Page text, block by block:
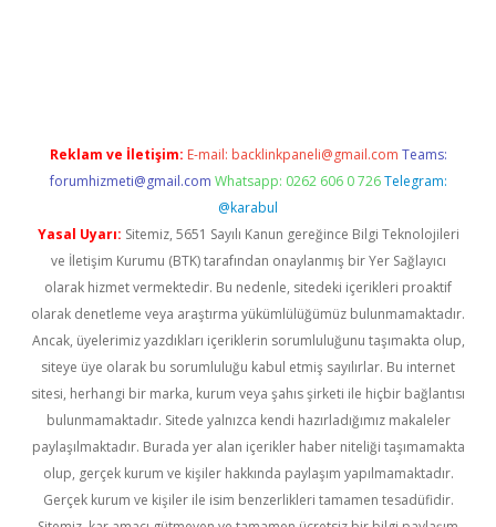
Reklam ve İletişim: E-mail: backlinkpaneli@gmail.com Teams:
forumhizmeti@gmail.com Whatsapp: 0262 606 0 726 Telegram:
@karabul
Yasal Uyarı: Sitemiz, 5651 Sayılı Kanun gereğince Bilgi Teknolojileri
ve İletişim Kurumu (BTK) tarafından onaylanmış bir Yer Sağlayıcı
olarak hizmet vermektedir. Bu nedenle, sitedeki içerikleri proaktif
olarak denetleme veya araştırma yükümlülüğümüz bulunmamaktadır.
Ancak, üyelerimiz yazdıkları içeriklerin sorumluluğunu taşımakta olup,
siteye üye olarak bu sorumluluğu kabul etmiş sayılırlar. Bu internet
sitesi, herhangi bir marka, kurum veya şahıs şirketi ile hiçbir bağlantısı
bulunmamaktadır. Sitede yalnızca kendi hazırladığımız makaleler
paylaşılmaktadır. Burada yer alan içerikler haber niteliği taşımamakta
olup, gerçek kurum ve kişiler hakkında paylaşım yapılmamaktadır.
Gerçek kurum ve kişiler ile isim benzerlikleri tamamen tesadüfidir.